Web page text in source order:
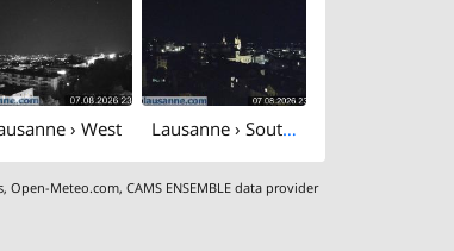
› West Lausanne › South-east: Lausanne Cathedral - Lake Geneva - Les Jumelles
,Open-Meteo.com,CAMS ENSEMBLE data provider